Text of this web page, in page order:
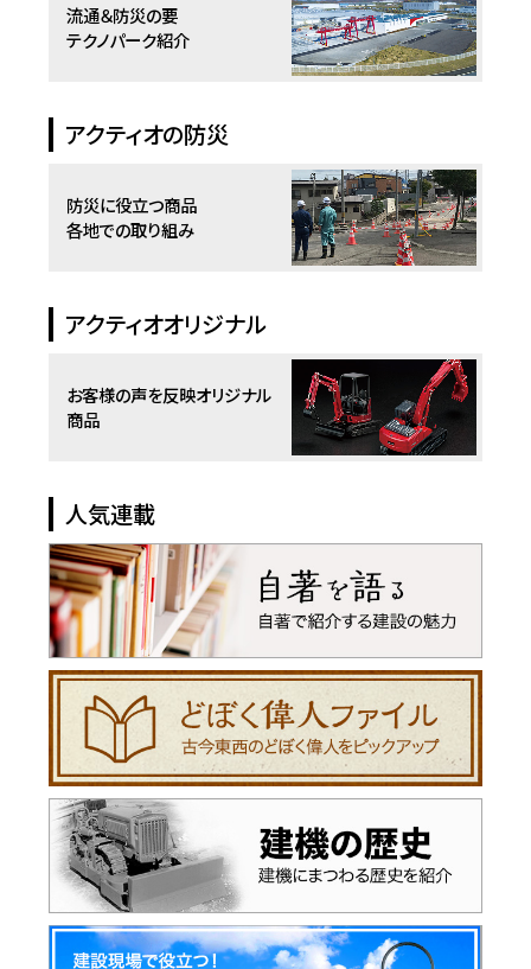
流通＆防災の要
テクノパーク紹介
アクティオの防災
防災に役立つ商品
各地での取り組み
アクティオオリジナル
お客様の声を反映オリジナル
商品
人気連載